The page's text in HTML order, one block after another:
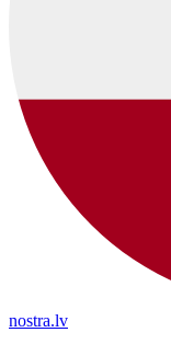
nostra.lv